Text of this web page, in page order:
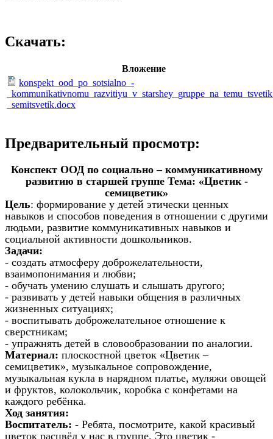
Скачать:
Вложение
konspekt_ood_po_sotsialno_-
_semitsvetik.docx
Предварительный просмотр:
Конспект ООД по социально – коммуникативному
развитию в старшей группе Тема: «Цветик -
семицветик»
Цель: формирование у детей этически ценных
навыков и способов поведения в отношении с другими
людьми, развитие коммуникативных навыков и
социальной активности дошкольников.
Задачи:
- создать атмосферу доброжелательности,
взаимопонимания и любви;
- обучать умению слушать и слышать другого;
- развивать у детей навыки общения в различных
жизненных ситуациях;
- воспитывать доброжелательное отношение к
сверстникам;
- упражнять детей в словообразовании по аналогии.
Материал: плоскостной цветок «Цветик –
семицветик», музыкальное сопровождение,
музыкальная кукла в нарядном платье, муляжи овощей
и фруктов, колокольчик, коробка с конфетами на
каждого ребёнка.
Ход занятия:
Воспитатель: - Ребята, посмотрите, какой красивый
цветок расцвёл у нас в группе. Это цветик -